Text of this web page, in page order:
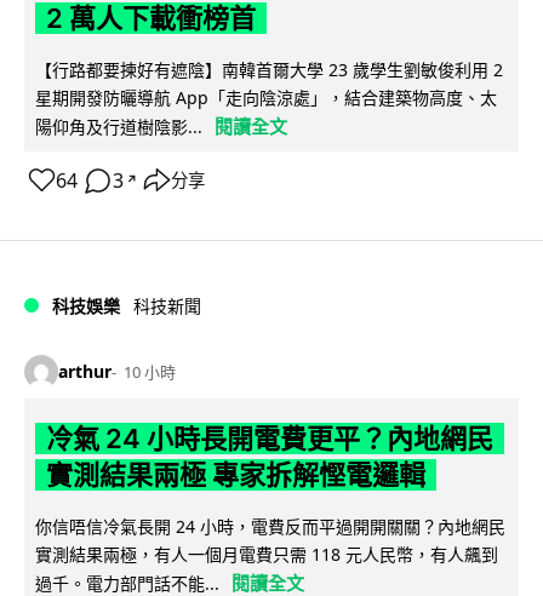
2 萬人下載衝榜首
【行路都要揀好有遮陰】南韓首爾大學 23 歲學生劉敏俊利用 2
星期開發防曬導航 App「走向陰涼處」，結合建築物高度、太
陽仰角及行道樹陰影...
閱讀全文
64 3 ↗ 分享
科技娛樂 科技新聞
arthur 10 小時
冷氣 24 小時長開電費更平？內地網民
實測結果兩極 專家拆解慳電邏輯
你信唔信冷氣長開 24 小時，電費反而平過開開關關？內地網民
實測結果兩極，有人一個月電費只需 118 元人民幣，有人飆到
過千。電力部門話不能...
閱讀全文